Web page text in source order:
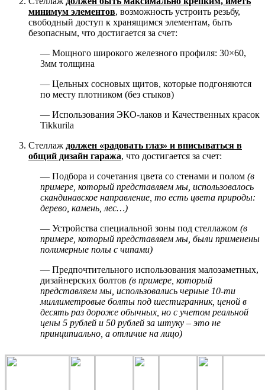
минимум элементов, возможность устроить резьбу,
свободный доступ к хранящимся элементам, быть
безопасным, что достигается за счет:
— Мощного широкого железного профиля: 30×60,
3мм толщина
— Цельных сосновых щитов, которые подгоняются
по месту плотником (без стыков)
— Использования ЭКО-лаков и Качественных красок
Tikkurila
Стеллаж должен «радовать глаз» и вписываться в
общий дизайн гаража, что достигается за счет:
— Подбора и сочетания цвета со стенами и полом (в
примере, который представляем мы, использовалось
скандинавское направление, то есть цвета природы:
дерево, камень, лес…)
— Устройства специальной зоны под стеллажом (в
примере, который представляем мы, были применены
полимерные полы с чипами)
— Предпочтительного использования малозаметных,
дизайнерских болтов (в примере, который
представляем мы, использовались черные 10-ти
миллиметровые болты под шестигранник, ценой в
десять раз дороже обычных, но с учетом реальной
цены 5 рублей и 50 рублей за штуку – это не
принципиально, а отличие на лицо)